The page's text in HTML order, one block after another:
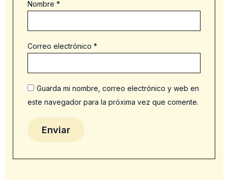
Nombre *
Correo electrónico *
Guarda mi nombre, correo electrónico y web en
este navegador para la próxima vez que comente.